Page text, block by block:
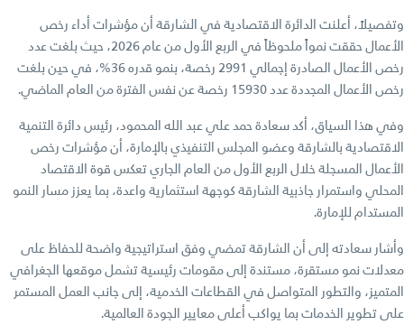
وتفصيلاً، أعلنت الدائرة الاقتصادية في الشارقة أن مؤشرات أداء رخص
الأعمال حققت نمواً ملحوظاً في الربع الأول من عام 2026، حيث بلغت عدد
رخص الأعمال الصادرة إجمالي 2991 رخصة، بنمو قدره 36%، في حين بلغت
رخص الأعمال المجددة عدد 15930 رخصة عن نفس الفترة من العام الماضي.
وفي هذا السياق، أكد سعادة حمد علي عبد الله المحمود، رئيس دائرة التنمية
الاقتصادية بالشارقة وعضو المجلس التنفيذي بالإمارة، أن مؤشرات رخص
الأعمال المسجلة خلال الربع الأول من العام الجاري تعكس قوة الاقتصاد
المحلي واستمرار جاذبية الشارقة كوجهة استثمارية واعدة، بما يعزز مسار النمو
المستدام للإمارة.
وأشار سعادته إلى أن الشارقة تمضي وفق استراتيجية واضحة للحفاظ على
معدلات نمو مستقرة، مستندة إلى مقومات رئيسية تشمل موقعها الجغرافي
المتميز، والتطور المتواصل في القطاعات الخدمية، إلى جانب العمل المستمر
على تطوير الخدمات بما يواكب أعلى معايير الجودة العالمية.